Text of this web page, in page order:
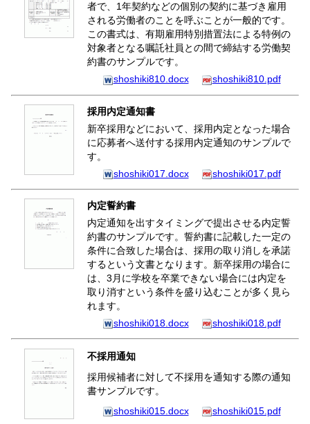
者で、1年契約などの個別の契約に基づき雇用
される労働者のことを呼ぶことが一般的です。
この書式は、有期雇用特別措置法による特例の
対象者となる嘱託社員との間で締結する労働契
約書のサンプルです。
shoshiki810.docx
shoshiki810.pdf
採用内定通知書
新卒採用などにおいて、採用内定となった場合
に応募者へ送付する採用内定通知のサンプルで
す。
shoshiki017.docx
shoshiki017.pdf
内定誓約書
内定通知を出すタイミングで提出させる内定誓
約書のサンプルです。誓約書に記載した一定の
条件に合致した場合は、採用の取り消しを承諾
するという文書となります。新卒採用の場合に
は、3月に学校を卒業できない場合には内定を
取り消すという条件を盛り込むことが多く見ら
れます。
shoshiki018.docx
shoshiki018.pdf
不採用通知
採用候補者に対して不採用を通知する際の通知
書サンプルです。
shoshiki015.docx
shoshiki015.pdf